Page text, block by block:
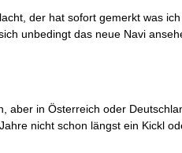
der hat sofort gemerkt was
unbedingt das neue Navi
aber in Österreich oder
nicht schon längst ein Kickl